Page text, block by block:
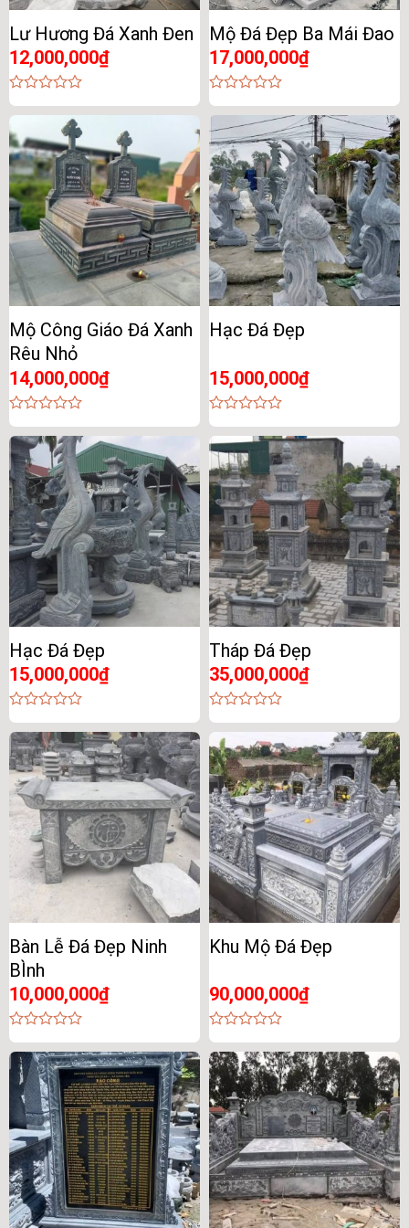
Lư Hương Đá Xanh Đen
12,000,000₫
0
out
of
5
Mộ Đá Đẹp Ba Mái Đao
17,000,000₫
0
out
of
5
Mộ Công Giáo Đá Xanh
Rêu Nhỏ
14,000,000₫
0
out
of
5
Hạc Đá Đẹp
15,000,000₫
0
out
of
5
Hạc Đá Đẹp
15,000,000₫
0
out
of
5
Tháp Đá Đẹp
35,000,000₫
0
out
of
5
Bàn Lễ Đá Đẹp Ninh
BÌnh
10,000,000₫
0
out
of
Khu Mộ Đá Đẹp
90,000,000₫
0
out
of
5